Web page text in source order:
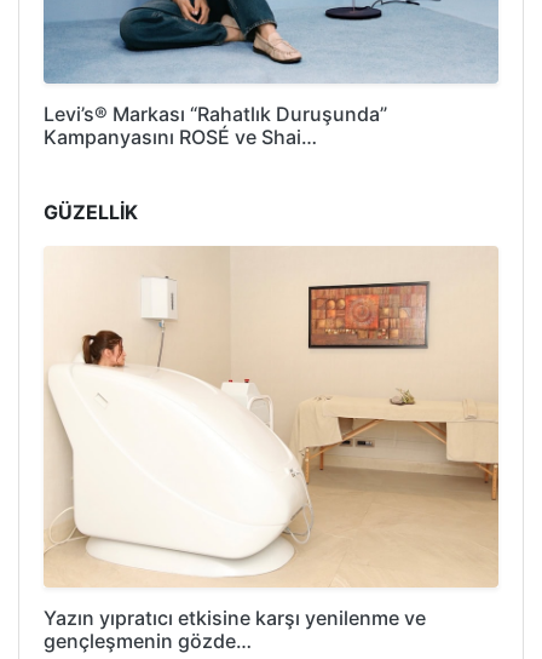
Levi’s® Markası “Rahatlık Duruşunda”
Kampanyasını ROSÉ ve Shai…
GÜZELLİK
Yazın yıpratıcı etkisine karşı yenilenme ve
gençleşmenin gözde…